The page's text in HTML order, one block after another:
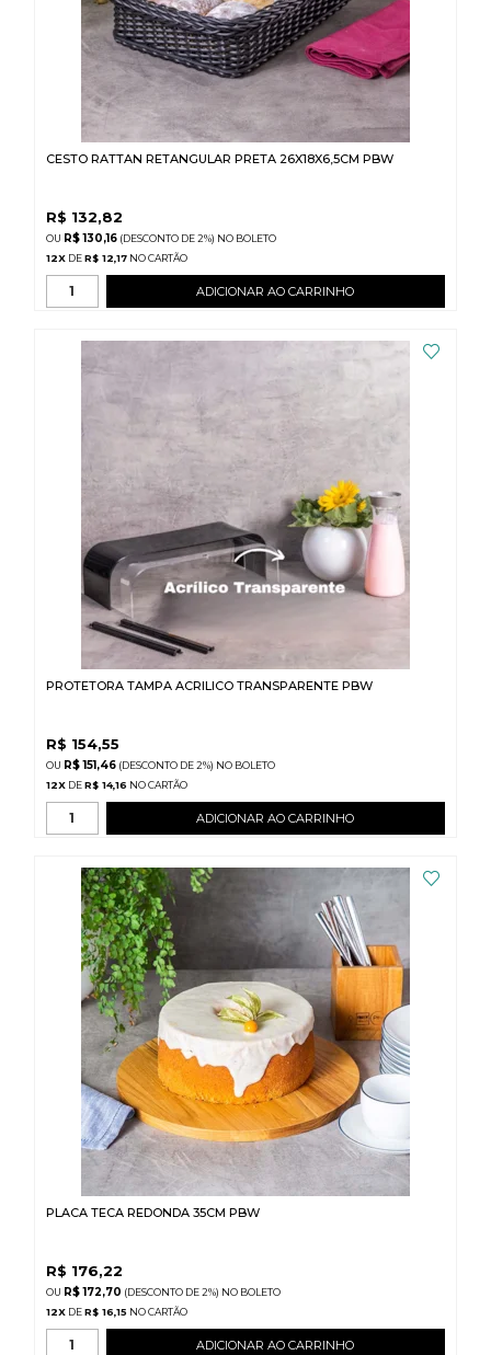
CESTO RATTAN RETANGULAR PRETA 26X18X6,5CM PBW
R$ 132,82
R$ 130,16 (DESCONTO DE 2%) NO BOLETO
12X DE R$ 12,17
ADICIONAR AO CARRINHO
PROTETORA TAMPA ACRILICO TRANSPARENTE PBW
R$ 154,55
R$ 151,46 (DESCONTO DE 2%) NO BOLETO
12X DE R$ 14,16
ADICIONAR AO CARRINHO
PLACA TECA REDONDA 35CM PBW
R$ 176,22
R$ 172,70 (DESCONTO DE 2%) NO BOLETO
12X DE R$ 16,15
ADICIONAR AO CARRINHO